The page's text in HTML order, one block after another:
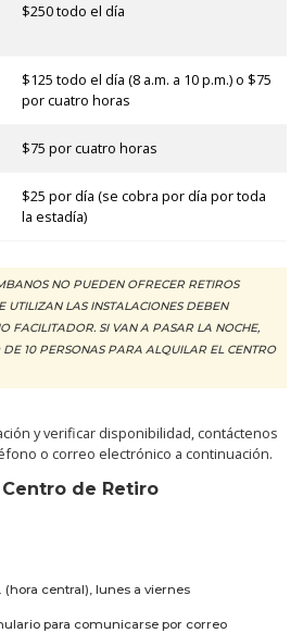
$250 todo el día
$125 todo el día (8 a.m. a 10 p.m.) o $75
por cuatro horas
$75 por cuatro horas
$25 por día (se cobra por día por toda
la estadía)
NO PUEDEN OFRECER RETIROS
UTILIZAN LAS INSTALACIONES DEBEN
FACILITADOR. SI VAN A PASAR LA NOCHE,
10 PERSONAS PARA ALQUILAR EL CENTRO
y verificar disponibilidad, contáctenos
o correo electrónico a continuación.
de Retiro
(hora central), lunes a viernes
para comunicarse por correo